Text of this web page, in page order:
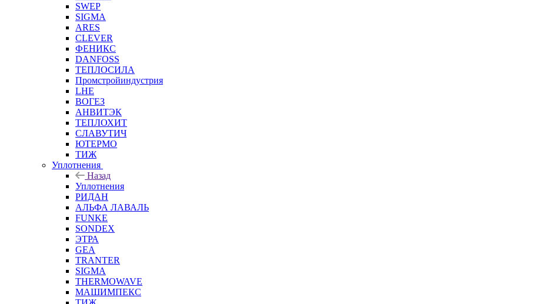
SWEP
SIGMA
ARES
CLEVER
ФЕНИКС
DANFOSS
ТЕПЛОСИЛА
Промстройиндустрия
LHE
ВОГЕЗ
АНВИТЭК
ТЕПЛОХИТ
СЛАВУТИЧ
ЮТЕРМО
ТИЖ
Уплотнения
Назад
Уплотнения
РИДАН
АЛЬФА ЛАВАЛЬ
FUNKE
SONDEX
ЭТРА
GEA
TRANTER
SIGMA
THERMOWAVE
МАШИМПЕКС